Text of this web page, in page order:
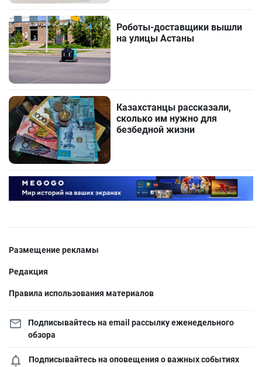
Роботы-доставщики вышли
на улицы Астаны
Казахстанцы рассказали,
сколько им нужно для
безбедной жизни
Размещение рекламы
Редакция
Правила использования материалов
Подписывайтесь на email рассылку еженедельного
обзора
Подписывайтесь на оповещения о важных событиях